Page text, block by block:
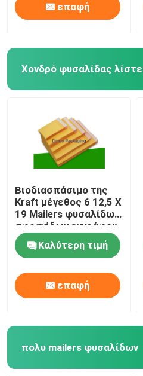
επαφή
Βιοδιασπάσιμο της
Kraft μέγεθος 6 12,5 X
19 Mailers φυσαλίδων
σφραγίδων εγγράφου
μόνο για τη ναυτιλία
Καλύτερη τιμή
επαφή
πολυ mailers φυσαλίδων